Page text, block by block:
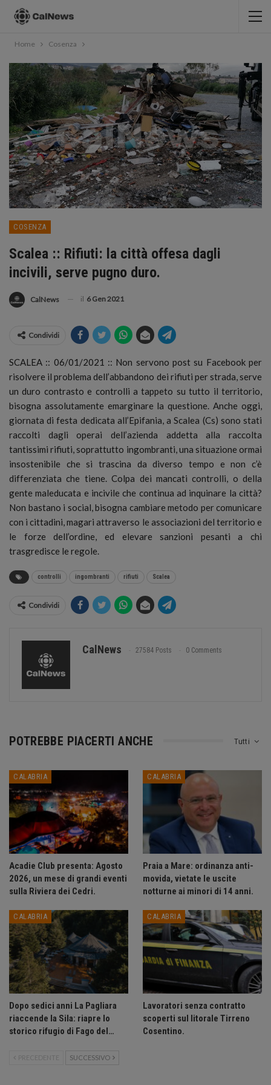
Home Cosenza
COSENZA
Scalea :: Rifiuti: la città offesa dagli
incivili, serve pugno duro.
CalNews il 6 Gen 2021
Condividi
SCALEA :: 06/01/2021 :: Non servono post su Facebook per
risolvere il problema dell’abbandono dei rifiuti per strada, serve
un duro contrasto e controlli a tappeto su tutto il territorio,
bisogna assolutamente emarginare la questione.Anche oggi,
giornata di festa dedicata all’Epifania, a Scalea (Cs) sono stati
raccolti dagli operai dell’azienda addetta alla raccolta
tantissimi rifiuti, soprattutto ingombranti, una situazione ormai
insostenibile che si trascina da diverso tempo e non c’è
differenziata che tiene. Colpa dei mancati controlli, o della
gente maleducata e incivile che continua ad inquinare la città?
Non bastano i social, bisogna cambiare metodo per comunicare
con i cittadini, magari attraverso le associazioni del territorio e
le forze dell’ordine, ed elevare sanzioni pesanti a chi
trasgredisce le regole.
controlli ingombranti rifiuti Scalea
Condividi
CalNews 27584 Posts 0 Comments
Tutti
POTREBBE PIACERTI ANCHE
CALABRIA
Acadie Club presenta: Agosto
2026, un mese di grandi eventi
sulla Riviera dei Cedri.
CALABRIA
Praia a Mare: ordinanza anti-
movida, vietate le uscite
notturne ai minori di 14 anni.
CALABRIA
Dopo sedici anni La Pagliara
riaccende la Sila: riapre lo
storico rifugio di Fago del…
CALABRIA
Lavoratori senza contratto
scoperti sul litorale Tirreno
Cosentino.
PRECEDENTE SUCCESSIVO